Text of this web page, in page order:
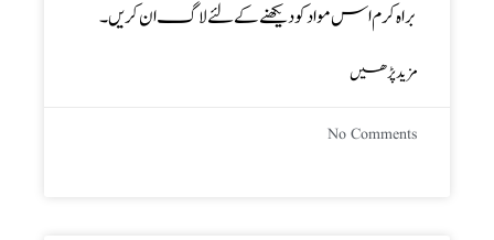
براہ کرم اس مواد کو دیکھنے کے لئے لاگ ان کریں۔
مزید پڑھیں
No Comments